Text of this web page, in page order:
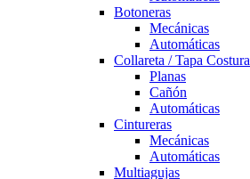
Botoneras
Mecánicas
Automáticas
Collareta / Tapa Costura
Planas
Cañón
Automáticas
Cintureras
Mecánicas
Automáticas
Multiagujas